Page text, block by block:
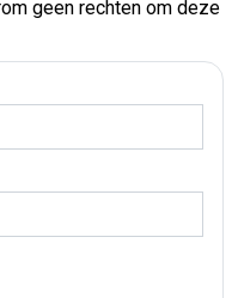
geen rechten om deze